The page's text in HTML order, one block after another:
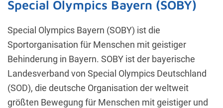
Special Olympics Bayern (SOBY)
Special Olympics Bayern (SOBY) ist die
Sportorganisation für Menschen mit geistiger
Behinderung in Bayern. SOBY ist der bayerische
Landesverband von Special Olympics Deutschland
(SOD), die deutsche Organisation der weltweit
größten Bewegung für Menschen mit geistiger und